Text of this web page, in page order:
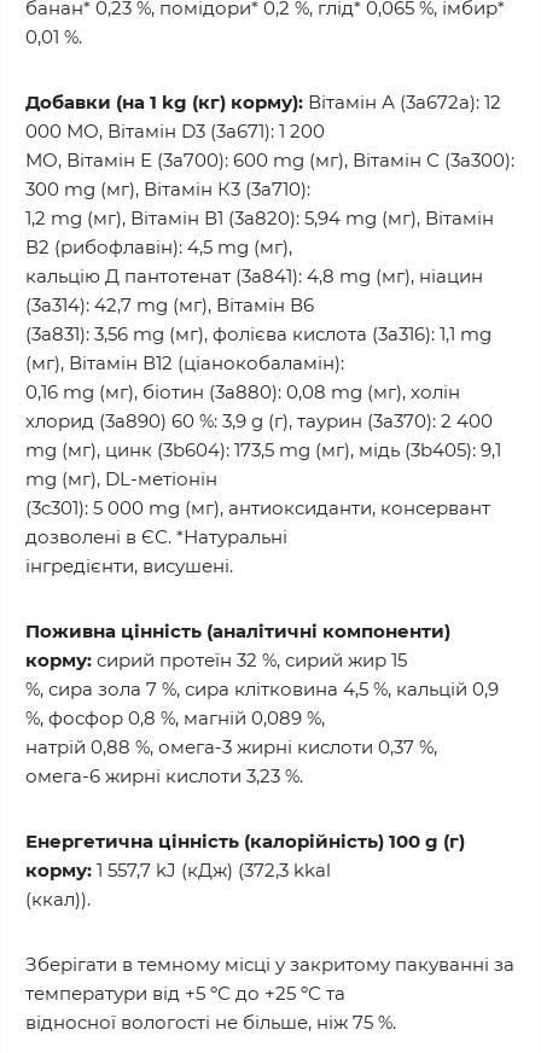
банан* 0,23 %, помідори* 0,2 %, глід* 0,065 %, імбир*
0,01 %.
Добавки (на 1 kg (кг) корму): Вітамін А (3а672а): 12
000 МО, Вітамін D3 (3а671): 1 200
МО, Вітамін Е (3а700): 600 mg (мг), Вітамін С (3а300):
300 mg (мг), Вітамін К3 (3а710):
1,2 mg (мг), Вітамін В1 (3а820): 5,94 mg (мг), Вітамін
В2 (рибофлавін): 4,5 mg (мг),
кальцію Д пантотенат (3а841): 4,8 mg (мг), ніацин
(3а314): 42,7 mg (мг), Вітамін В6
(3а831): 3,56 mg (мг), фолієва кислота (3а316): 1,1 mg
(мг), Вітамін В12 (ціанокобаламін):
0,16 mg (мг), біотин (3а880): 0,08 mg (мг), холін
хлорид (3а890) 60 %: 3,9 g (г), таурин (3a370): 2 400
mg (мг), цинк (3b604): 173,5 mg (мг), мідь (3b405): 9,1
mg (мг), DL-метіонін
(3c301): 5 000 mg (мг), антиоксиданти, консервант
дозволені в ЄС. *Натуральні
інгредієнти, висушені.
Поживна цінність (аналітичні компоненти)
корму: сирий протеїн 32 %, сирий жир 15
%, сира зола 7 %, сира клітковина 4,5 %, кальцій 0,9
%, фосфор 0,8 %, магній 0,089 %,
натрій 0,88 %, омега-3 жирні кислоти 0,37 %,
омега-6 жирні кислоти 3,23 %.
Енергетична цінність (калорійність) 100 g (г)
корму: 1 557,7 kJ (кДж) (372,3 kkal
(ккал)).
Зберігати в темному місці у закритому пакуванні за
температури від +5 ºС до +25 ºС та
відносної вологості не більше, ніж 75 %.